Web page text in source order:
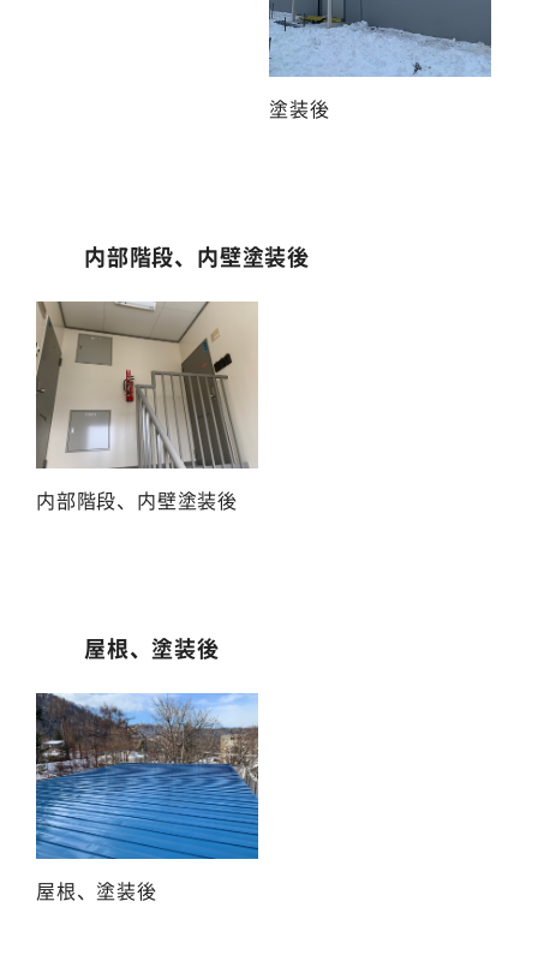
塗装後
内部階段、内壁塗装後
内部階段、内壁塗装後
屋根、塗装後
屋根、塗装後